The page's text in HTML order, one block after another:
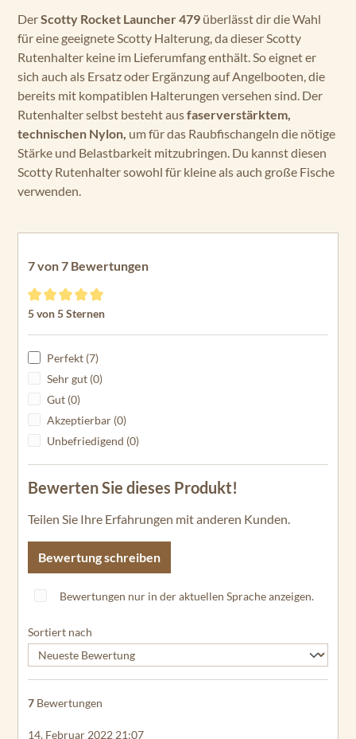
DerScotty Rocket Launcher 479 überlässt dir die Wahl
für eine geeignete Scotty Halterung, da dieser Scotty
Rutenhalter keine im Lieferumfang enthält. So eignet er
sich auch als Ersatz oder Ergänzung auf Angelbooten, die
bereits mit kompatiblen Halterungen versehen sind. Der
Rutenhalter selbst besteht ausfaserverstärktem,
technischen Nylon, um für das Raubfischangeln die nötige
Stärke und Belastbarkeit mitzubringen. Du kannst diesen
Scotty Rutenhalter sowohl für kleine als auch große Fische
verwenden.
7 von 7 Bewertungen
Durchschnittliche Bewertung von 5 von 5 Sternen
5 von 5 Sternen
Perfekt (7)
Sehr gut (0)
Gut (0)
Akzeptierbar (0)
Unbefriedigend (0)
Bewerten Sie dieses Produkt!
Teilen Sie Ihre Erfahrungen mit anderen Kunden.
Bewertung schreiben
Bewertungen nur in der aktuellen Sprache anzeigen.
Sortiert nach
7 Bewertungen
14. Februar 2022 21:07